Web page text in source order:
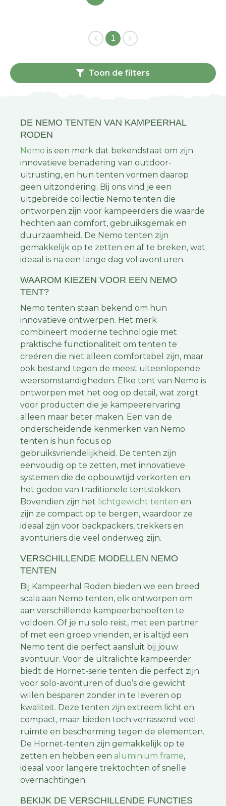
1
Toon de filters
DE NEMO TENTEN VAN KAMPEERHAL
RODEN
Nemo is een merk dat bekendstaat om zijn
innovatieve benadering van outdoor-
uitrusting, en hun tenten vormen daarop
geen uitzondering. Bij ons vind je een
uitgebreide collectie Nemo tenten die
ontworpen zijn voor kampeerders die waarde
hechten aan comfort, gebruiksgemak en
duurzaamheid. De Nemo tenten zijn
gemakkelijk op te zetten en af te breken, wat
ideaal is na een lange dag vol avonturen.
WAAROM KIEZEN VOOR EEN NEMO
TENT?
Nemo tenten staan bekend om hun
innovatieve ontwerpen. Het merk
combineert moderne technologie met
praktische functionaliteit om tenten te
creëren die niet alleen comfortabel zijn, maar
ook bestand tegen de meest uiteenlopende
weersomstandigheden. Elke tent van Nemo is
ontworpen met het oog op detail, wat zorgt
voor producten die je kampeerervaring
alleen maar beter maken. Een van de
onderscheidende kenmerken van Nemo
tenten is hun focus op
gebruiksvriendelijkheid. De tenten zijn
eenvoudig op te zetten, met innovatieve
systemen die de opbouwtijd verkorten en
het gedoe van traditionele tentstokken.
Bovendien zijn het lichtgewicht tenten en
zijn ze compact op te bergen, waardoor ze
ideaal zijn voor backpackers, trekkers en
avonturiers die veel onderweg zijn.
VERSCHILLENDE MODELLEN NEMO
TENTEN
Bij Kampeerhal Roden bieden we een breed
scala aan Nemo tenten, elk ontworpen om
aan verschillende kampeerbehoeften te
voldoen. Of je nu solo reist, met een partner
of met een groep vrienden, er is altijd een
Nemo tent die perfect aansluit bij jouw
avontuur. Voor de ultralichte kampeerder
biedt de Hornet-serie tenten die perfect zijn
voor solo-avonturen of duo’s die gewicht
willen besparen zonder in te leveren op
kwaliteit. Deze tenten zijn extreem licht en
compact, maar bieden toch verrassend veel
ruimte en bescherming tegen de elementen.
De Hornet-tenten zijn gemakkelijk op te
zetten en hebben een aluminium frame,
ideaal voor langere trektochten of snelle
overnachtingen.
BEKIJK DE VERSCHILLENDE FUNCTIES